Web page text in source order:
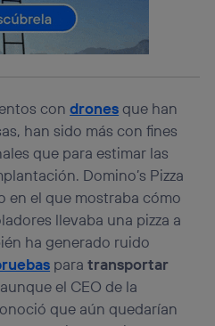
condronesque han
han sido más con fines
que para estimar las
Domino’s Pizza
en el que mostraba cómo
llevaba una pizza a
ha generado ruido
paratransportar
el CEO de la
que aún quedarían
conecte su dispositivo y
recibirá el mismo
banda ancha(p. ej., Wi-Fi),
de los miembros del hogar
, el marketing será más
basará únicamente en la
móvil.
Utiq seleccionando
inferior de esta página web o
de Utiq
información, consulta
Utiq.